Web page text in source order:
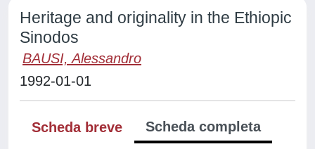
Heritage and originality in the Ethiopic
Sinodos
BAUSI, Alessandro
1992-01-01
Scheda breve
Scheda completa